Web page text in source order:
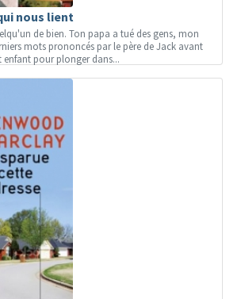
nous lient
de bien. Ton papa a tué des gens, mon
mots prononcés par le père de Jack avant
pour plonger dans...